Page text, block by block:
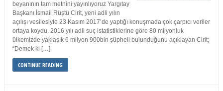
beyanının tam metnini yayınlıyoruz Yargıtay
Başkanı İsmail Rüştü Cirit, yeni adli yılın
açılışı vesilesiyle 23 Kasım 2017’de yaptığı konuşmada çok çarpıcı veriler
ortaya koydu. 2016 yılı adli suç istatistiklerine göre 80 milyonluk
ülkemizde yaklaşık 6 milyon 900bin şüpheli bulunduğunu açıklayan Cirit;
“Demek ki […]
CONTINUE READING